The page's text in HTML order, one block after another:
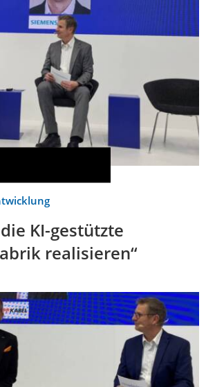
KI-gestützte
realisieren“